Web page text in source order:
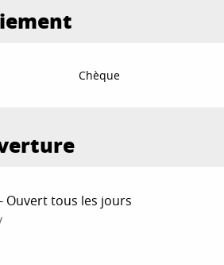
Chèque
Ouvert tous les jours